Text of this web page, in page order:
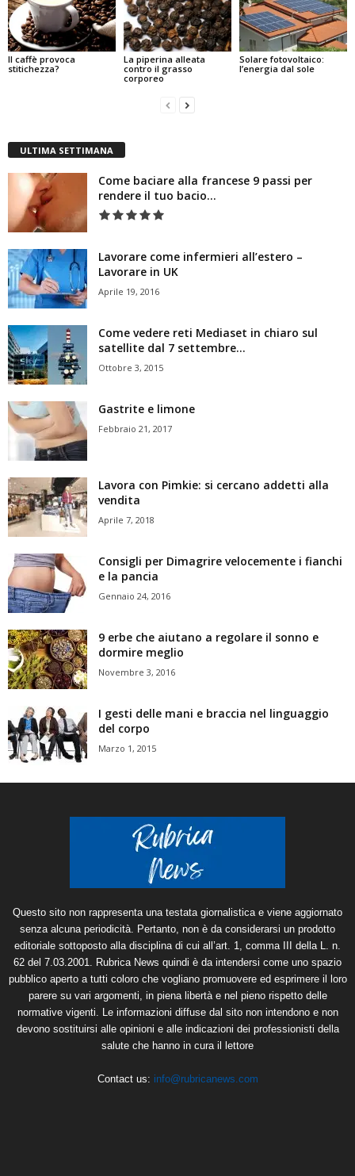
Il caffè provoca
stitichezza?
La piperina alleata
contro il grasso
corporeo
Solare fotovoltaico:
l’energia dal sole
ULTIMA SETTIMANA
Come baciare alla francese 9 passi per
rendere il tuo bacio...
Lavorare come infermieri all’estero –
Lavorare in UK
Aprile 19, 2016
Come vedere reti Mediaset in chiaro sul
satellite dal 7 settembre...
Ottobre 3, 2015
Gastrite e limone
Febbraio 21, 2017
Lavora con Pimkie: si cercano addetti alla
vendita
Aprile 7, 2018
Consigli per Dimagrire velocemente i fianchi
e la pancia
Gennaio 24, 2016
9 erbe che aiutano a regolare il sonno e
dormire meglio
Novembre 3, 2016
I gesti delle mani e braccia nel linguaggio
del corpo
Marzo 1, 2015
Questo sito non rappresenta una testata giornalistica e viene aggiornato
senza alcuna periodicità. Pertanto, non è da considerarsi un prodotto
editoriale sottoposto alla disciplina di cui all’art. 1, comma III della L. n.
62 del 7.03.2001. Rubrica News quindi è da intendersi come uno spazio
pubblico aperto a tutti coloro che vogliano promuovere ed esprimere il loro
parere su vari argomenti, in piena libertà e nel pieno rispetto delle
normative vigenti. Le informazioni diffuse dal sito non intendono e non
devono sostituirsi alle opinioni e alle indicazioni dei professionisti della
salute che hanno in cura il lettore
Contact us: info@rubricanews.com